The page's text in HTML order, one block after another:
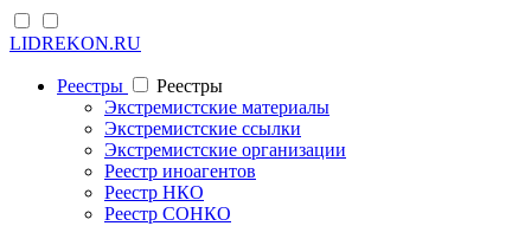
LIDREKON.RU
Реестры
Реестры
Экстремистские материалы
Экстремистские ссылки
Экстремистские организации
Реестр иноагентов
Реестр НКО
Реестр СОНКО